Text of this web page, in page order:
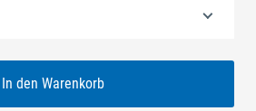
In den Warenkorb